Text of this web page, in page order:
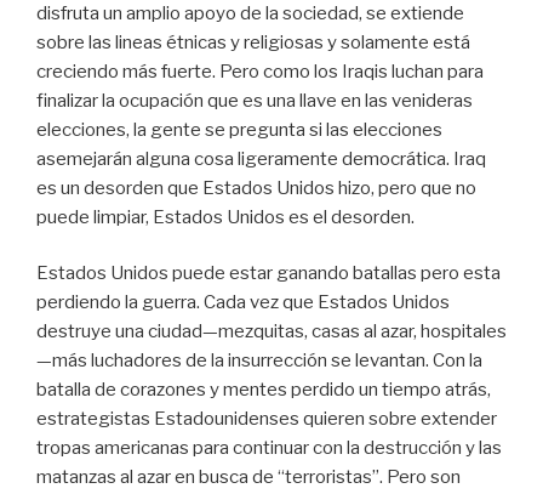
disfruta un amplio apoyo de la sociedad, se extiende
sobre las lineas étnicas y religiosas y solamente está
creciendo más fuerte. Pero como los Iraqis luchan para
finalizar la ocupación que es una llave en las venideras
elecciones, la gente se pregunta si las elecciones
asemejarán alguna cosa ligeramente democrática. Iraq
es un desorden que Estados Unidos hizo, pero que no
puede limpiar, Estados Unidos es el desorden.
Estados Unidos puede estar ganando batallas pero esta
perdiendo la guerra. Cada vez que Estados Unidos
destruye una ciudad—mezquitas, casas al azar, hospitales
—más luchadores de la insurrección se levantan. Con la
batalla de corazones y mentes perdido un tiempo atrás,
estrategistas Estadounidenses quieren sobre extender
tropas americanas para continuar con la destrucción y las
matanzas al azar en busca de “terroristas”. Pero son